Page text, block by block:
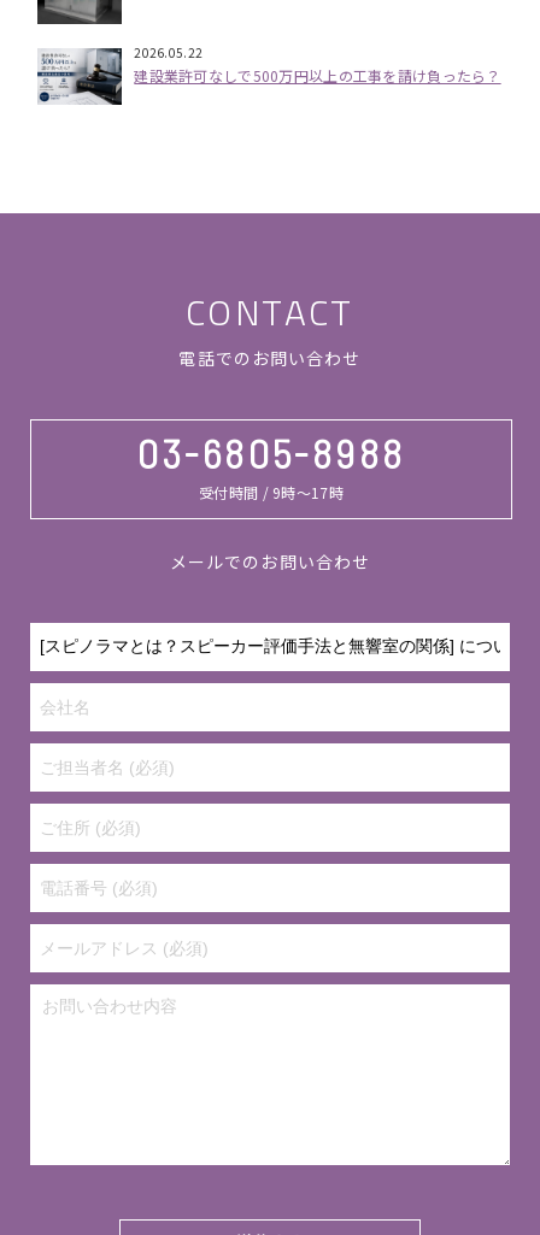
2026.05.22
建設業許可なしで500万円以上の工事を請け負ったら？
CONTACT
電話でのお問い合わせ
03-6805-8988
受付時間 / 9時～17時
メールでのお問い合わせ